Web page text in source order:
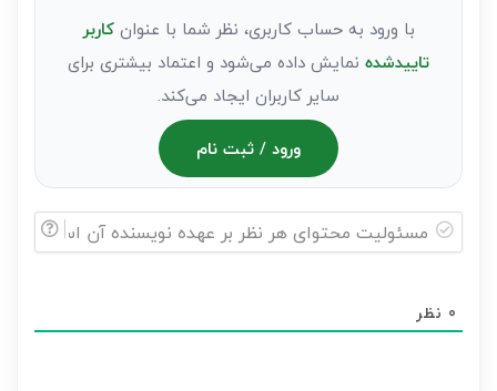
با ورود به حساب کاربری، نظر شما با عنوانکاربر
تاییدشده نمایش داده می‌شود و اعتماد بیشتری برای
سایر کاربران ایجاد می‌کند.
ورود / ثبت نام
هر
0 نظر